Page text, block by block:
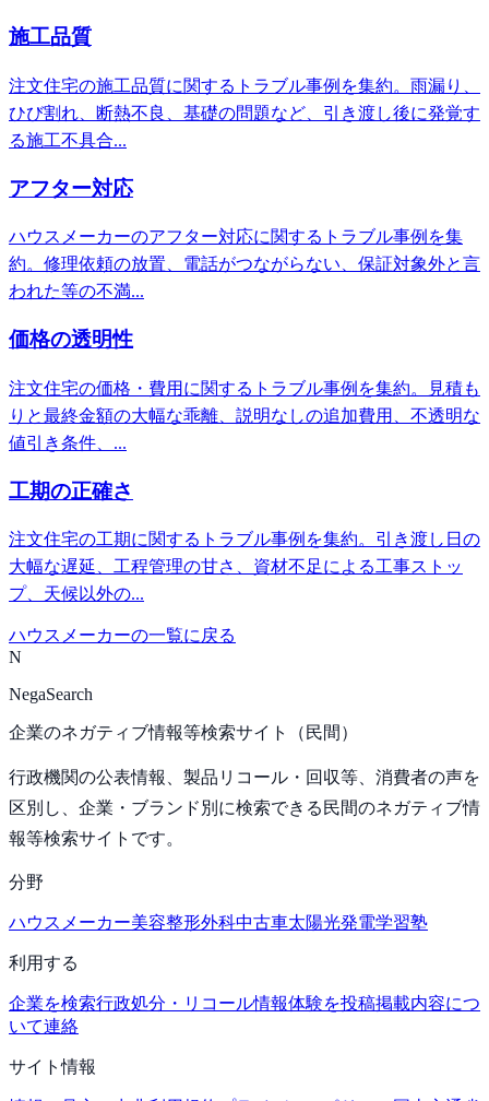
施工品質
注文住宅の施工品質に関するトラブル事例を集約。雨漏り、
ひび割れ、断熱不良、基礎の問題など、引き渡し後に発覚す
る施工不具合...
アフター対応
ハウスメーカーのアフター対応に関するトラブル事例を集
約。修理依頼の放置、電話がつながらない、保証対象外と言
われた等の不満...
価格の透明性
注文住宅の価格・費用に関するトラブル事例を集約。見積も
りと最終金額の大幅な乖離、説明なしの追加費用、不透明な
値引き条件、...
工期の正確さ
注文住宅の工期に関するトラブル事例を集約。引き渡し日の
大幅な遅延、工程管理の甘さ、資材不足による工事ストッ
プ、天候以外の...
ハウスメーカーの一覧に戻る
N
NegaSearch
企業のネガティブ情報等検索サイト（民間）
行政機関の公表情報、製品リコール・回収等、消費者の声を
区別し、企業・ブランド別に検索できる民間のネガティブ情
報等検索サイトです。
分野
ハウスメーカー美容整形外科中古車太陽光発電学習塾
利用する
企業を検索行政処分・リコール情報体験を投稿掲載内容につ
いて連絡
サイト情報